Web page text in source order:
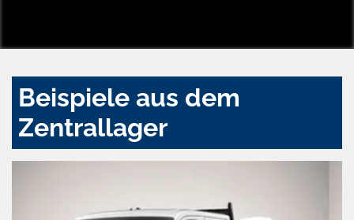
Beispiele aus dem
Zentrallager